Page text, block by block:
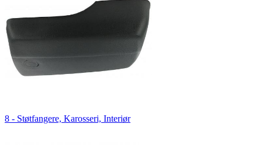
8 - Støtfangere, Karosseri, Interiør